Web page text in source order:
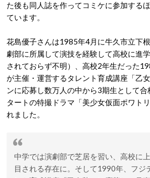
た後も同人誌を作ってコミケに参加する
ています。
花島優子さんは1985年4月に牛久市立下
劇部に所属して演技を経験して高校に進
されておらず不明）、高校2年生だった
が主催・運営するタレント育成講座「乙
ンに応募し数万人の中から3期生として
タートの特撮ドラマ「美少女仮面ポワト
れました。
中学では演劇部で芝居を習い、高校に
目される存在に。そして1990年、フジ